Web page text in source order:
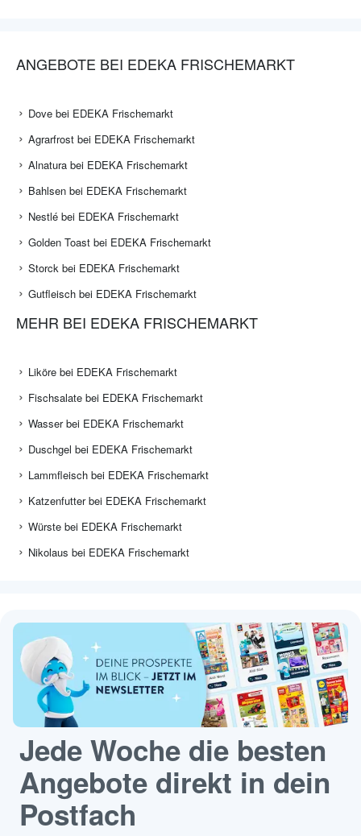
ANGEBOTE BEI EDEKA FRISCHEMARKT
Dove bei EDEKA Frischemarkt
Agrarfrost bei EDEKA Frischemarkt
Alnatura bei EDEKA Frischemarkt
Bahlsen bei EDEKA Frischemarkt
Nestlé bei EDEKA Frischemarkt
Golden Toast bei EDEKA Frischemarkt
Storck bei EDEKA Frischemarkt
Gutfleisch bei EDEKA Frischemarkt
MEHR BEI EDEKA FRISCHEMARKT
Liköre bei EDEKA Frischemarkt
Fischsalate bei EDEKA Frischemarkt
Wasser bei EDEKA Frischemarkt
Duschgel bei EDEKA Frischemarkt
Lammfleisch bei EDEKA Frischemarkt
Katzenfutter bei EDEKA Frischemarkt
Würste bei EDEKA Frischemarkt
Nikolaus bei EDEKA Frischemarkt
Jede Woche die besten
Angebote direkt in dein
Postfach